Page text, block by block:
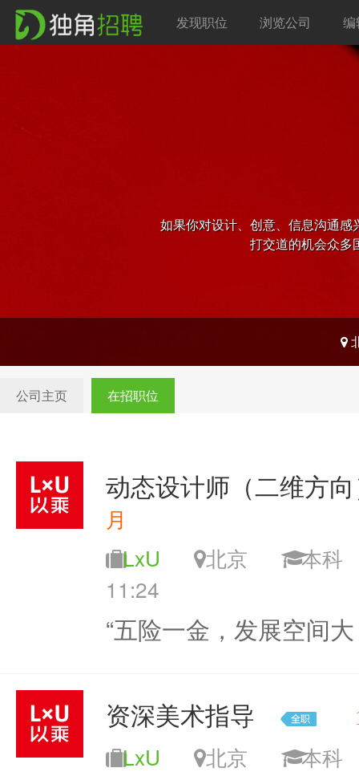
发现职位 浏览公司 编
如果你对设计、创意、信息沟通
打交道的机会众多
公司主页 在招职位
动态设计师（二维方
月
LxU 北京
本
11:24
“五险一金，发展空间
资深美术指导
LxU 北京
本